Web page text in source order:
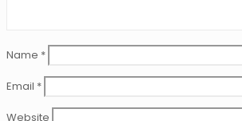
Name *
Email *
Website